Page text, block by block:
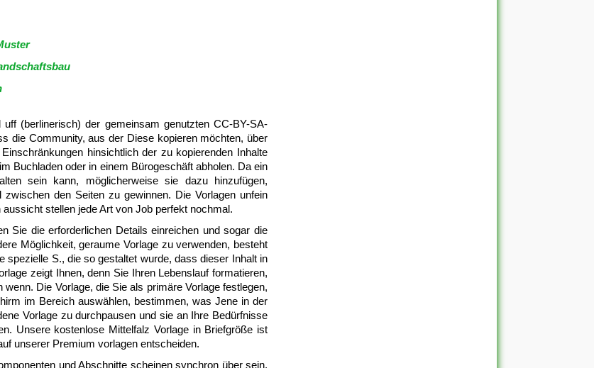
(berlinerisch) der gemeinsam genutzten CC-BY-SA-
die Community, aus der Diese kopieren möchten, über
hinsichtlich der zu kopierenden Inhalte
Buchladen oder in einem Bürogeschäft abholen. Da ein
sein kann, möglicherweise sie dazu hinzufügen,
den Seiten zu gewinnen. Die Vorlagen unfein
stellen jede Art von Job perfekt nochmal.
Sie die erforderlichen Details einreichen und sogar die
Möglichkeit, geraume Vorlage zu verwenden, besteht
spezielle S., die so gestaltet wurde, dass dieser Inhalt in
zeigt Ihnen, denn Sie Ihren Lebenslauf formatieren,
Die Vorlage, die Sie als primäre Vorlage festlegen,
im Bereich auswählen, bestimmen, was Jene in der
Vorlage zu durchpausen und sie an Ihre Bedürfnisse
Unsere kostenlose Mittelfalz Vorlage in Briefgröße ist
unserer Premium vorlagen entscheiden.
und Abschnitte scheinen synchron über sein.